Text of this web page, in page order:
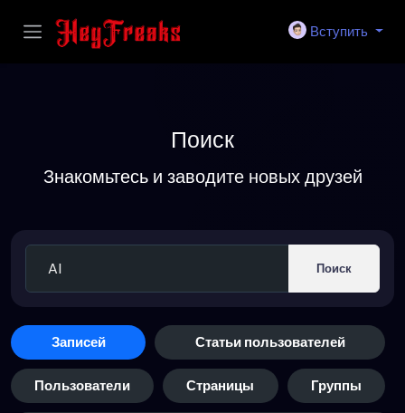
Вступить
Поиск
Знакомьтесь и заводите новых друзей
Поиск
Записей Статьи пользователей
Пользователи Страницы Группы